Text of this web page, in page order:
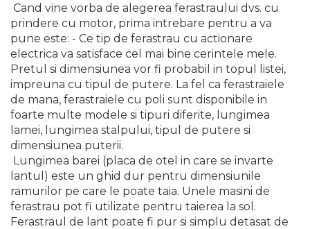
Clesti
Scule Electrician
Subler
Topoare & Toporisti
Sarpe Desfundat Tevi
Nivele
Ruleta de Masurat
Amortizoare Hidraulice
Dalta si dornuri
Rigla de Masurat Pentru
Constructii
Cand vine vorba de alegerea ferastraului dvs. cu
prindere cu motor, prima intrebare pentru a va
pune este: - Ce tip de ferastrau cu actionare
electrica va satisface cel mai bine cerintele mele.
Pretul si dimensiunea vor fi probabil in topul listei,
impreuna cu tipul de putere. La fel ca ferastraiele
de mana, ferastraiele cu poli sunt disponibile in
foarte multe modele si tipuri diferite, lungimea
lamei, lungimea stalpului, tipul de putere si
dimensiunea puterii.
Lungimea barei (placa de otel in care se invarte
lantul) este un ghid dur pentru dimensiunile
ramurilor pe care le poate taia. Unele masini de
ferastrau pot fi utilizate pentru taierea la sol.
Ferastraul de lant poate fi pur si simplu detasat de